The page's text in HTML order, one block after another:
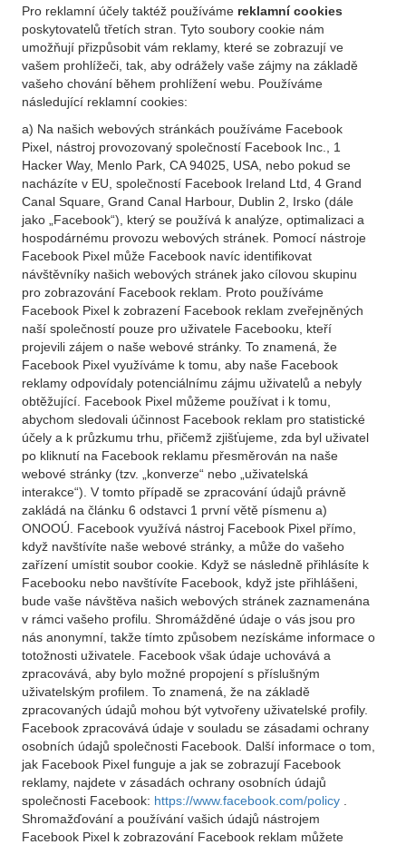
Pro reklamní účely taktéž používáme reklamní cookies
poskytovatelů třetích stran. Tyto soubory cookie nám
umožňují přizpůsobit vám reklamy, které se zobrazují ve
vašem prohlížeči, tak, aby odrážely vaše zájmy na základě
vašeho chování během prohlížení webu. Používáme
následující reklamní cookies:
a) Na našich webových stránkách používáme Facebook
Pixel, nástroj provozovaný společností Facebook Inc., 1
Hacker Way, Menlo Park, CA 94025, USA, nebo pokud se
nacházíte v EU, společností Facebook Ireland Ltd, 4 Grand
Canal Square, Grand Canal Harbour, Dublin 2, Irsko (dále
jako „Facebook“), který se používá k analýze, optimalizaci a
hospodárnému provozu webových stránek. Pomocí nástroje
Facebook Pixel může Facebook navíc identifikovat
návštěvníky našich webových stránek jako cílovou skupinu
pro zobrazování Facebook reklam. Proto používáme
Facebook Pixel k zobrazení Facebook reklam zveřejněných
naší společností pouze pro uživatele Facebooku, kteří
projevili zájem o naše webové stránky. To znamená, že
Facebook Pixel využíváme k tomu, aby naše Facebook
reklamy odpovídaly potenciálnímu zájmu uživatelů a nebyly
obtěžující. Facebook Pixel můžeme používat i k tomu,
abychom sledovali účinnost Facebook reklam pro statistické
účely a k průzkumu trhu, přičemž zjišťujeme, zda byl uživatel
po kliknutí na Facebook reklamu přesměrován na naše
webové stránky (tzv. „konverze“ nebo „uživatelská
interakce“). V tomto případě se zpracování údajů právně
zakládá na článku 6 odstavci 1 první větě písmenu a)
ONOOÚ. Facebook využívá nástroj Facebook Pixel přímo,
když navštívíte naše webové stránky, a může do vašeho
zařízení umístit soubor cookie. Když se následně přihlásíte k
Facebooku nebo navštívíte Facebook, když jste přihlášeni,
bude vaše návštěva našich webových stránek zaznamenána
v rámci vašeho profilu. Shromážděné údaje o vás jsou pro
nás anonymní, takže tímto způsobem nezískáme informace o
totožnosti uživatele. Facebook však údaje uchovává a
zpracovává, aby bylo možné propojení s příslušným
uživatelským profilem. To znamená, že na základě
zpracovaných údajů mohou být vytvořeny uživatelské profily.
Facebook zpracovává údaje v souladu se zásadami ochrany
osobních údajů společnosti Facebook. Další informace o tom,
jak Facebook Pixel funguje a jak se zobrazují Facebook
reklamy, najdete v zásadách ochrany osobních údajů
společnosti Facebook: https://www.facebook.com/policy
Shromažďování a používání vašich údajů nástrojem
Facebook Pixel k zobrazování Facebook reklam můžete